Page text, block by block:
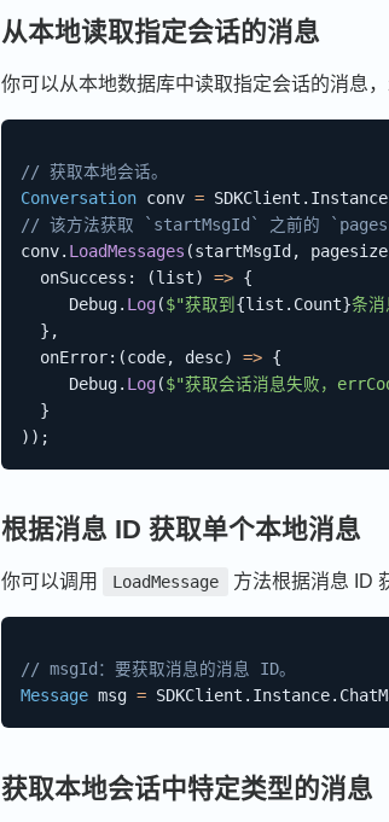
从本地读取指定会话的消息
你可以从本地数据库中读取指定会话的消息，
// 获取本地会话。
Conversation conv = SDKClient . Instance
// 该方法获取 `startMsgId` 之前的
conv. LoadMessages (startMsgId , pagesize
onSuccess : (list) => {
     Debug
. Log($"获取到 {list . Count}条
} ,
onError: (code, desc) => {
     Debug
. Log($"获取会话消息失败，
}
) ) ;
根据消息 ID 获取单个本地消息
你可以调用 LoadMessage 方法根据消息 ID
// msgId：要获取消息的消息 ID。
Message msg = SDKClient . Instance.
获取本地会话中特定类型的消息